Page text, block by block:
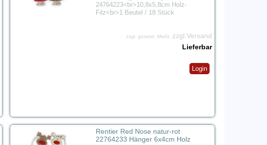
24764223<br>10,8x5,8cm Holz-
Filz<br>1 Beutel / 18 Stück
zzgl. gesetzl. MwSt.
zzgl.Versand
Lieferbar
Login
Rentier Red Nose natur-rot
22764233 Hänger 6x4cm Holz